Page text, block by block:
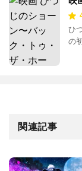
ホ
ひ
の
関連記事